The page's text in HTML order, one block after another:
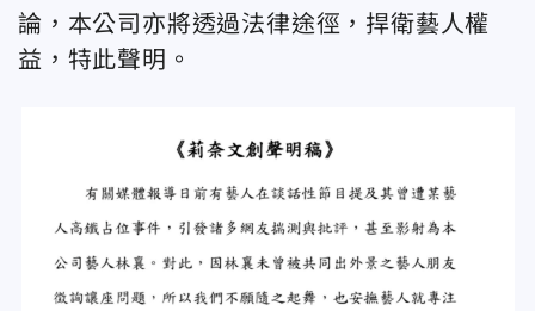
論，本公司亦將透過法律途徑，捍衛藝人權
益，特此聲明。